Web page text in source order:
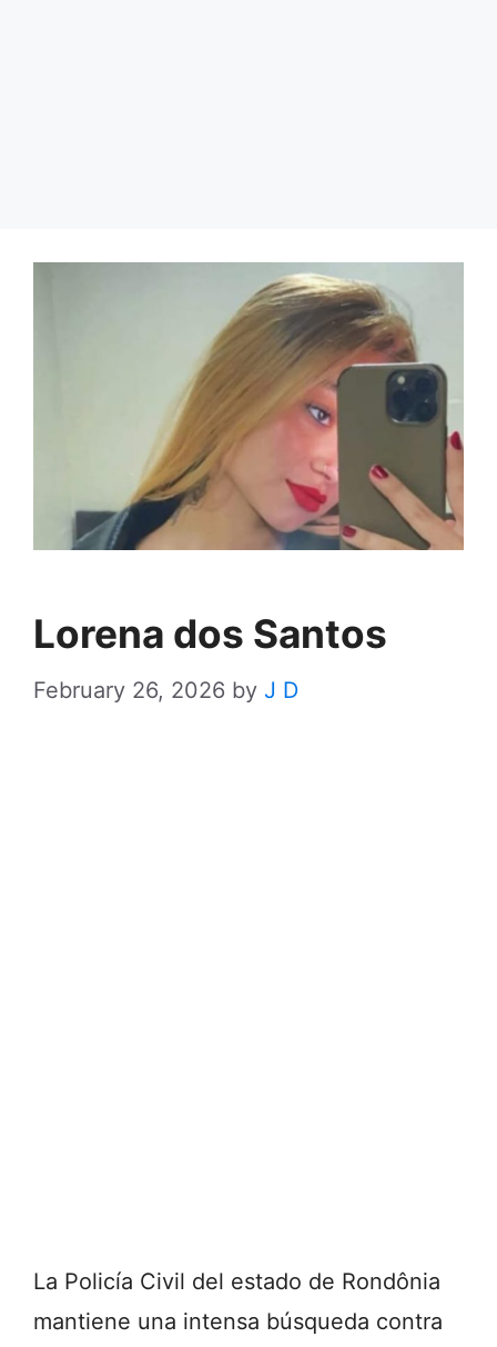
Lorena dos Santos
February 26, 2026 by J D
La Policía Civil del estado de Rondônia
mantiene una intensa búsqueda contra